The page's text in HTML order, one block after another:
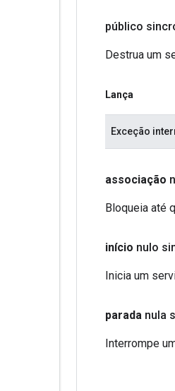
público
Destrua um
Lança
Exceção
associação
Bloqueia até
início nulo
Inicia um
parada nula
Interrompe